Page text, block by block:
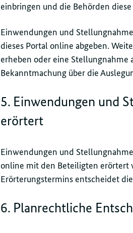
einbringen und die Behörden
Einwendungen und
dieses Portal online abgeben.
erheben oder eine Stellungnahme
Bekanntmachung über die
5. Einwendungen und
erörtert
Einwendungen und
online mit den Beteiligten erörtert
Erörterungstermins entscheidet
6. Planrechtliche